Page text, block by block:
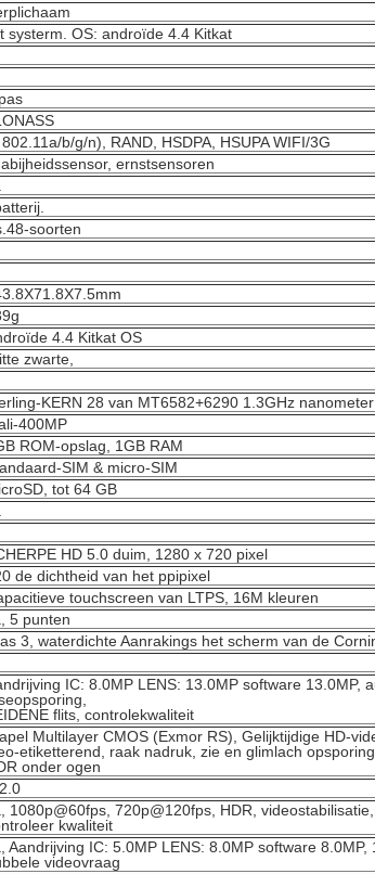
systerm. OS: androïde 4.4 Kitkat
b/g/n), RAND, HSDPA, HSUPA WIFI/3G
ernstsensoren
soorten
4.4 Kitkat OS
zwarte,
KERN 28 van MT6582+6290 1.3GHz nanometer
400MP
ROM-opslag, 1GB RAM
SIM & micro-SIM
tot 64 GB
HD 5.0 duim, 1280 x 720 pixel
de dichtheid van het ppipixel
touchscreen van LTPS, 16M kleuren
5 punten
3, waterdichte Aanrakings het scherm van de
IC: 8.0MP LENS: 13.0MP software 13.0MP,
flits, controlekwaliteit
Multilayer CMOS (Exmor RS), Gelijktijdige HD-
etiketterend, raak nadruk, zie en glimlach
onder ogen
1080p@60fps, 720p@120fps, HDR, videostabilisatie,
kwaliteit
Aandrijving IC: 5.0MP LENS: 8.0MP software 8.0MP,
videovraag